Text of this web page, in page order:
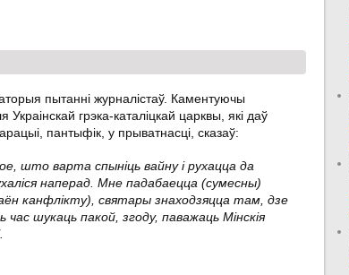
пытанні журналістаў. Каментуючы
грэка-каталіцкай царквы, які даў
пантыфік, у прыватнасці, сказаў:
што варта спыніць вайну і рухацца да
наперад. Мне падабаецца (сумесны)
канфлікту), святары знаходзяцца там, дзе
шукаць пакой, згоду, паважаць Мінскія